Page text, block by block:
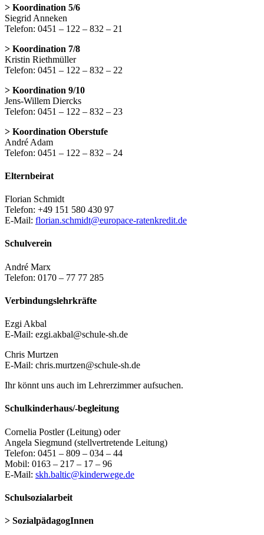
> Koordination 5/6
Siegrid Anneken
Telefon: 0451 – 122 – 832 – 21
> Koordination 7/8
Kristin Riethmüller
Telefon: 0451 – 122 – 832 – 22
> Koordination 9/10
Jens-Willem Diercks
Telefon: 0451 – 122 – 832 – 23
> Koordination Oberstufe
André Adam
Telefon: 0451 – 122 – 832 – 24
Elternbeirat
Florian Schmidt
Telefon: +49 151 580 430 97
E-Mail: florian.schmidt@europace-ratenkredit.de
Schulverein
André Marx
Telefon: 0170 – 77 77 285
Verbindungslehrkräfte
Ezgi Akbal
E-Mail: ezgi.akbal@schule-sh.de
Chris Murtzen
E-Mail: chris.murtzen@schule-sh.de
Ihr könnt uns auch im Lehrerzimmer aufsuchen.
Schulkinderhaus/-begleitung
Cornelia Postler (Leitung) oder
Angela Siegmund (stellvertretende Leitung)
Telefon: 0451 – 809 – 034 – 44
Mobil: 0163 – 217 – 17 – 96
E-Mail: skh.baltic@kinderwege.de
Schulsozialarbeit
> SozialpädagogInnen